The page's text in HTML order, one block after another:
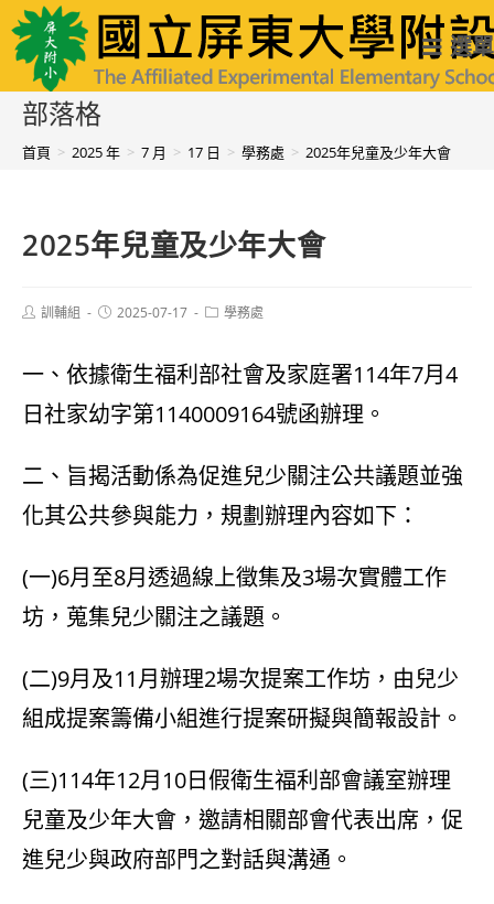
跳
轉
至
國立屏東大學附設實驗國民小學 選單
部落格
首頁 > 2025 年 > 7 月 > 17 日 > 學務處 > 2025年兒童及少年大會
2025年兒童及少年大會
Post訓輔組
Post2025-07-17
Post學務處
一、依據衛生福利部社會及家庭署114年7月4
日社家幼字第1140009164號函辦理。
二、旨揭活動係為促進兒少關注公共議題並強
化其公共參與能力，規劃辦理內容如下：
(一)6月至8月透過線上徵集及3場次實體工作
坊，蒐集兒少關注之議題。
(二)9月及11月辦理2場次提案工作坊，由兒少
組成提案籌備小組進行提案研擬與簡報設計。
(三)114年12月10日假衛生福利部會議室辦理
兒童及少年大會，邀請相關部會代表出席，促
進兒少與政府部門之對話與溝通。